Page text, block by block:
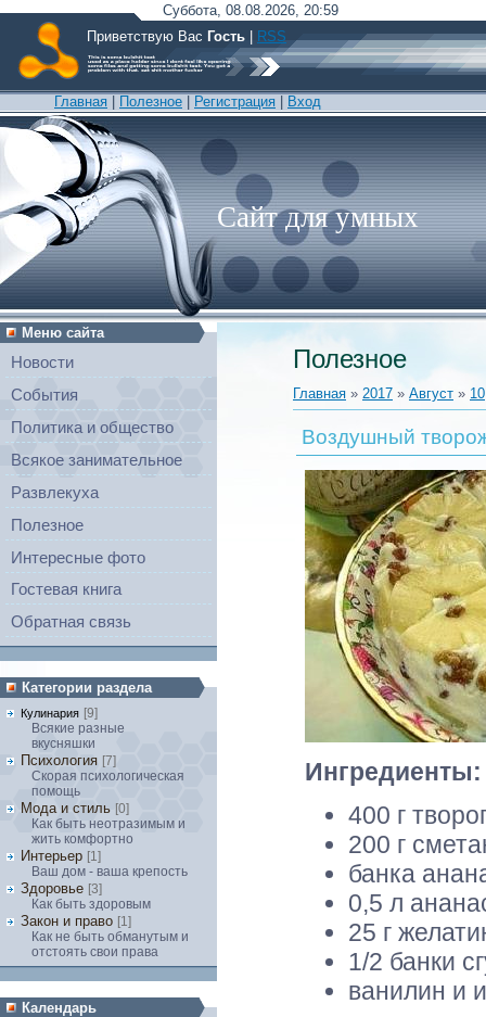
Суббота, 08.08.2026, 20:59
Приветствую Вас Гость RSS
Главная Полезное Регистрация Вход
Сайт для умных
Меню сайта
Новости
События
Политика и общество
Всякое занимательное
Развлекуха
Полезное
Интересные фото
Гостевая книга
Обратная связь
Категории раздела
Кулинария [9]
Всякие разные
вкусняшки
Психология [7]
Скорая психологическая
помощь
Мода и стиль [0]
Как быть неотразимым и
жить комфортно
Интерьер [1]
Ваш дом - ваша крепость
Здоровье [3]
Как быть здоровым
Закон и право [1]
Как не быть обманутым и
отстоять свои права
Календарь
Полезное
Главная » 2017 » Август » 10
Воздушный
Ингредиенты:
400 г
200 г
банка
0,5 л
25 г
1/2 банки
ванилин и